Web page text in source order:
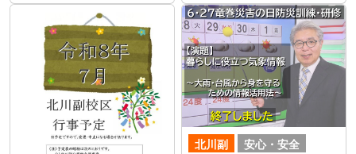
北川副 安心・安全